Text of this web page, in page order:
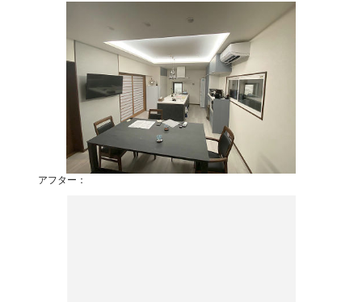
アフター：